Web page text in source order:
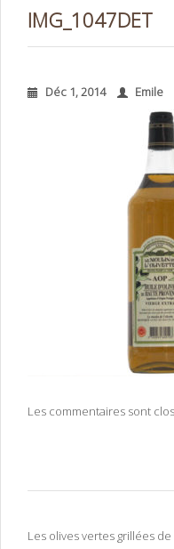
IMG_1047DET
Déc 1, 2014 Emile
Les commentaires sont
Les olives vertes grillées de